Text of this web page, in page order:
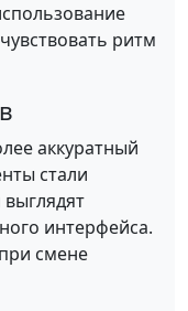
ритм
аккуратный
стали
интерфейса.
смене